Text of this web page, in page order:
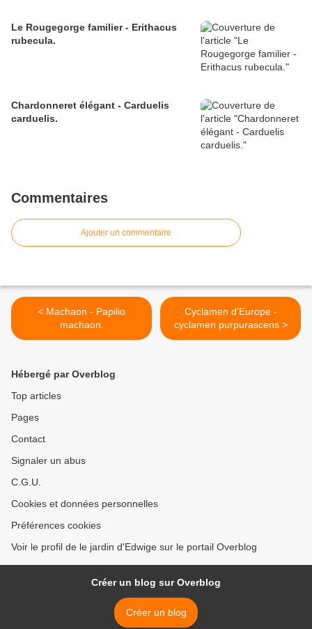
Le Rougegorge familier - Erithacus
rubecula.
Chardonneret élégant - Carduelis
carduelis.
Commentaires
Ajouter un commentaire
< Machaon - Papilio
machaon.
Cyclamen d'Europe -
cyclamen purpurascens >
Hébergé par Overblog
Top articles
Pages
Contact
Signaler un abus
C.G.U.
Cookies et données personnelles
Préférences cookies
Voir le profil de le jardin d'Edwige sur le portail Overblog
Créer un blog sur Overblog
Créer un blog